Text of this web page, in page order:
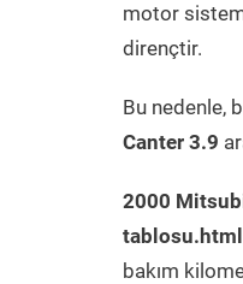
motor
dirençtir.
Bu nedenle,
Canter 3.9
2000
tablosu.html
bakım